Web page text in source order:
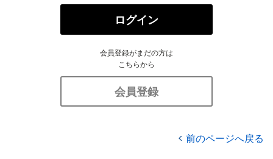
ログイン
会員登録がまだの方は
こちらから
会員登録
前のページへ戻る